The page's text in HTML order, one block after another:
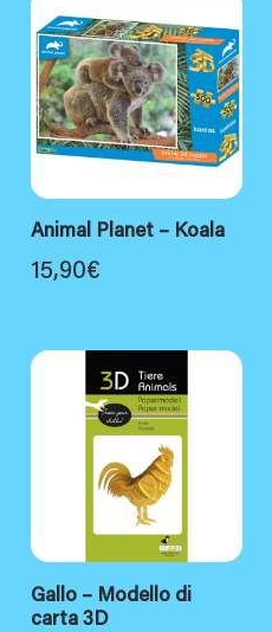
Animal Planet – Koala
15,90€
Gallo – Modello di
carta 3D